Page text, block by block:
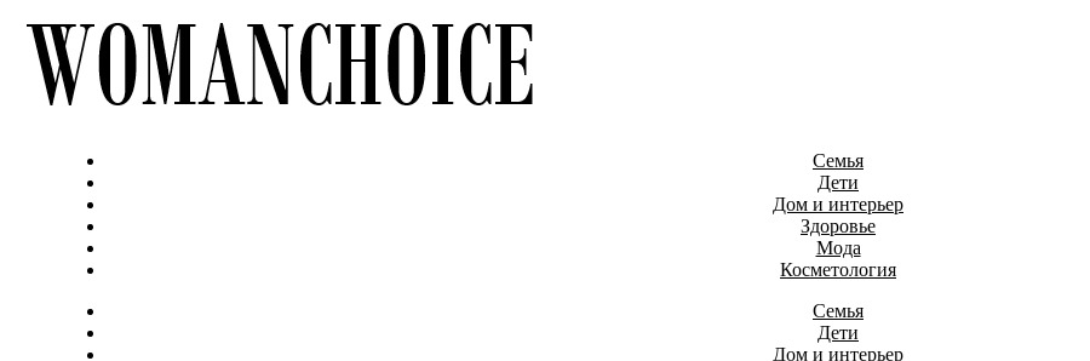
Семья
Дети
Дом и интерьер
Здоровье
Мода
Косметология
Семья
Дети
Дом и интерьер